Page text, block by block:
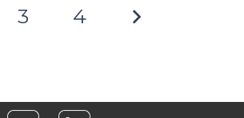
3 4